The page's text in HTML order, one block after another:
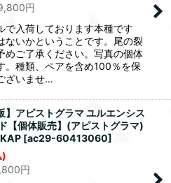
円
で入荷しております本種です
ないかということです。尾の裂
めご了承ください。写真の個体
。種類、ペアを含め100％を保
ざいませ…
】アピストグラマ ユルエンシス
【個体販売】(アピストグラマ)
[ac29-60413060]
)
円